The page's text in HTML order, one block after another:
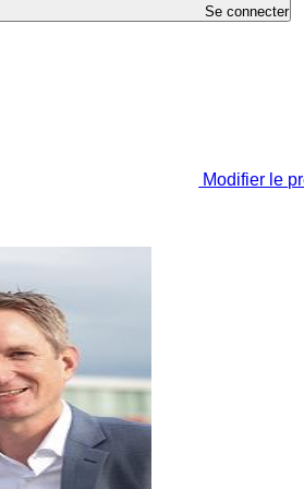
Se connecter
Modifier le